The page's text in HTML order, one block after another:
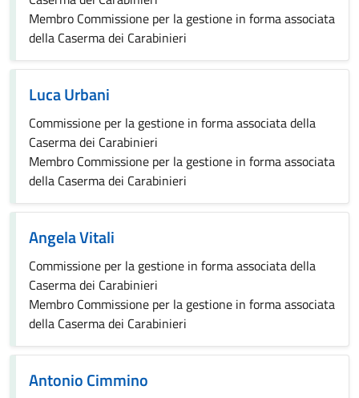
Membro Commissione per la gestione in forma associata
della Caserma dei Carabinieri
Luca Urbani
Commissione per la gestione in forma associata della
Caserma dei Carabinieri
Membro Commissione per la gestione in forma associata
della Caserma dei Carabinieri
Angela Vitali
Commissione per la gestione in forma associata della
Caserma dei Carabinieri
Membro Commissione per la gestione in forma associata
della Caserma dei Carabinieri
Antonio Cimmino